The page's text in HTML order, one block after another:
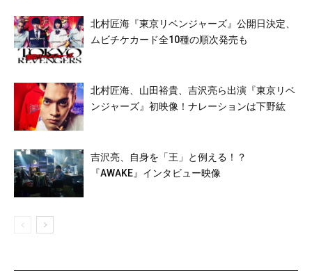
北村匠海『東京リベンジャーズ』公開日決定、
ムビチケカード全10種の順次発売も
北村匠海、山田裕貴、吉沢亮ら出演『東京リベ
ンジャーズ』初映像！ナレーションは下野紘
吉沢亮、自身を「王」と例える！？
『AWAKE』インタビュー映像